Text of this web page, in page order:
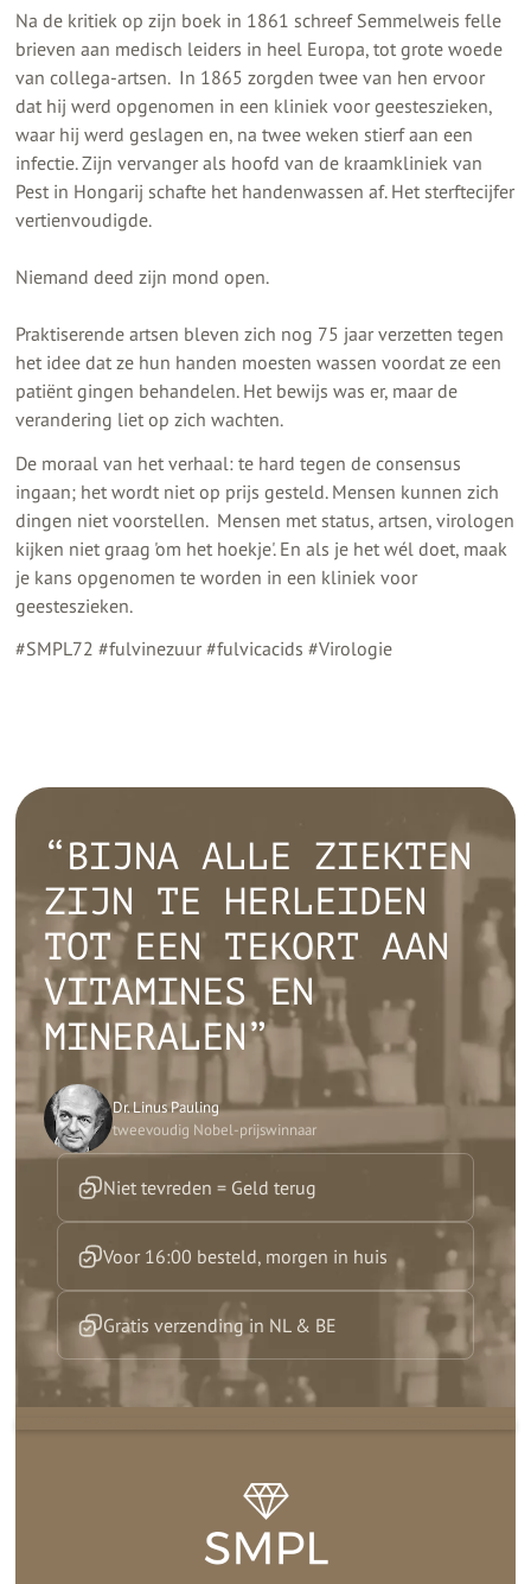
Na de kritiek op zijn boek in 1861 schreef Semmelweis felle
brieven aan medisch leiders in heel Europa, tot grote woede
van collega-artsen. In 1865 zorgden twee van hen ervoor
dat hij werd opgenomen in een kliniek voor geesteszieken,
waar hij werd geslagen en, na twee weken stierf aan een
infectie. Zijn vervanger als hoofd van de kraamkliniek van
Pest in Hongarij schafte het handenwassen af. Het sterftecijfer
vertienvoudigde.
Niemand deed zijn mond open.
Praktiserende artsen bleven zich nog 75 jaar verzetten tegen
het idee dat ze hun handen moesten wassen voordat ze een
patiënt gingen behandelen. Het bewijs was er, maar de
verandering liet op zich wachten.
De moraal van het verhaal: te hard tegen de consensus
ingaan; het wordt niet op prijs gesteld. Mensen kunnen zich
dingen niet voorstellen. Mensen met status, artsen, virologen
kijken niet graag 'om het hoekje'. En als je het wél doet, maak
je kans opgenomen te worden in een kliniek voor
geesteszieken.
#SMPL72 #fulvinezuur #fulvicacids #Virologie
“BIJNA ALLE ZIEKTEN
ZIJN TE HERLEIDEN
TOT EEN TEKORT AAN
VITAMINES EN
MINERALEN”
Dr. Linus Pauling
tweevoudig Nobel-prijswinnaar
Niet tevreden = Geld terug
Voor 16:00 besteld, morgen in huis
Gratis verzending in NL & BE